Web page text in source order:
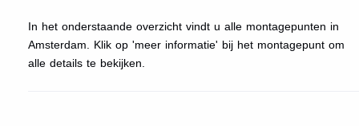
In het onderstaande overzicht vindt u alle montagepunten in
Amsterdam. Klik op 'meer informatie' bij het montagepunt om
alle details te bekijken.